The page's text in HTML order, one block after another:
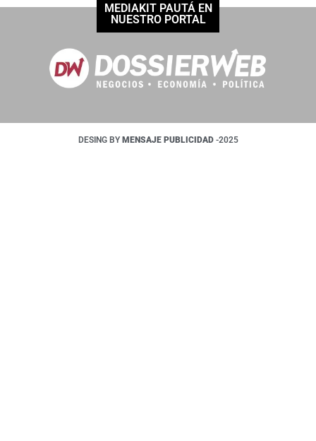
MEDIAKIT PAUTÁ EN
NUESTRO PORTAL
DESING BY MENSAJE PUBLICIDAD -2025